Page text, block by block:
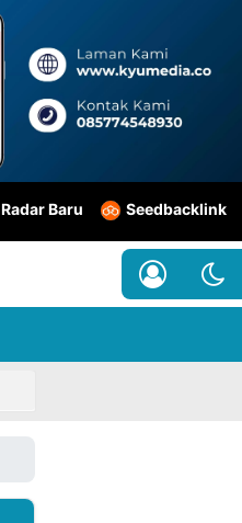
Radar Baru Seedbacklink